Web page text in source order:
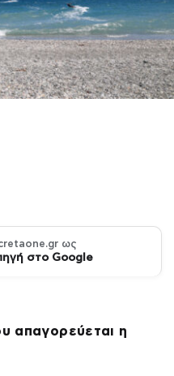
ως
στο Google
απαγορεύεται η